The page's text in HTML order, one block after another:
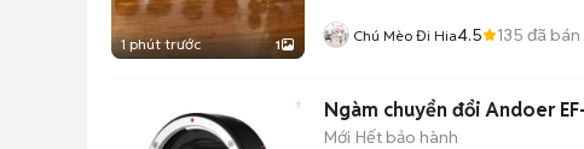
1 phút trước 1 Chú Mèo Đi Hia4.5 135 đã bán
Ngàm chuyển đổi Andoer
Mới Hết bảo hành